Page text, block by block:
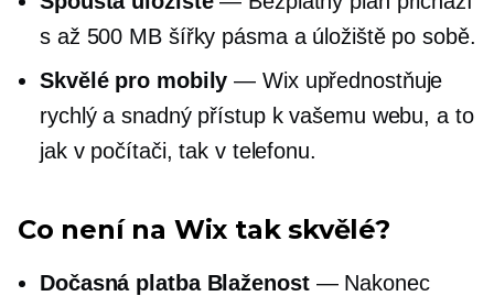
s až 500 MB šířky pásma a úložiště po sobě.
Skvělé pro mobily — Wix upřednostňuje
rychlý a snadný přístup k vašemu webu, a to
jak v počítači, tak v telefonu.
Co není na Wix tak skvělé?
Dočasná platba Blaženost— Nakonec